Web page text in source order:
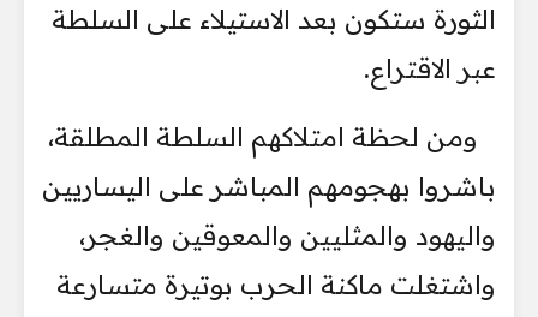
الثورة ستكون بعد الاستيلاء على السلطة
عبر الاقتراع.
ومن لحظة امتلاكهم السلطة المطلقة،
باشروا بهجومهم المباشر على اليساريين
واليهود والمثليين والمعوقين والغجر،
واشتغلت ماكنة الحرب بوتيرة متسارعة